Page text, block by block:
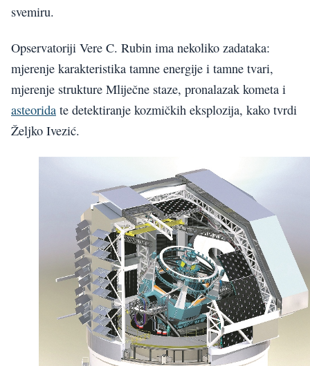
svemiru.
Opservatoriji Vere C. Rubin ima nekoliko zadataka:
mjerenje karakteristika tamne energije i tamne tvari,
mjerenje strukture Mliječne staze, pronalazak kometa i
asteorida te detektiranje kozmičkih eksplozija, kako tvrdi
Željko Ivezić.